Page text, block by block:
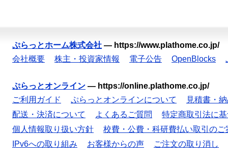
ぷらっとホーム株式会社 — https://www.plathome.co.jp/
会社概要
株主・投資家情報 電子公告 OpenBlocks
ぷらっとオンライン — https://online.plathome.co.jp/
ご利用ガイド
ぷらっとオンラインについて
見積書・
配送・決済について
よくあるご質問
特定商取引法に
個人情報取り扱い方針
校費・公費・科研費払い取引のご
IPv6への取り組み
お客様からの声 ご注文の取り消し